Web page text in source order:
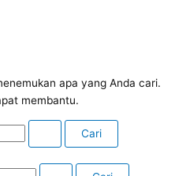
apa yang Anda cari.
membantu.